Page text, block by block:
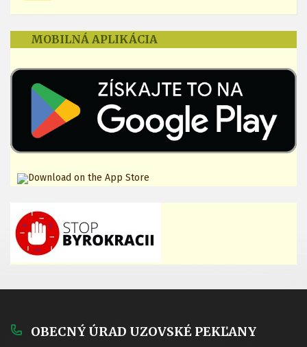
MOBILNÁ APLIKÁCIA
OBECNÝ ÚRAD UZOVSKÉ PEKĽANY